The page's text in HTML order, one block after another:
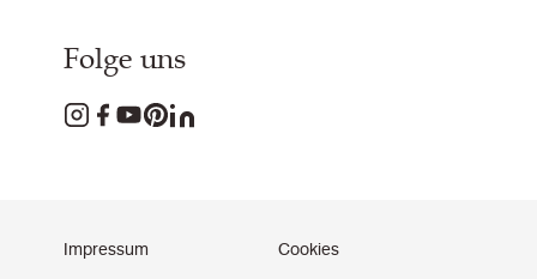
Folge uns
Impressum Cookies